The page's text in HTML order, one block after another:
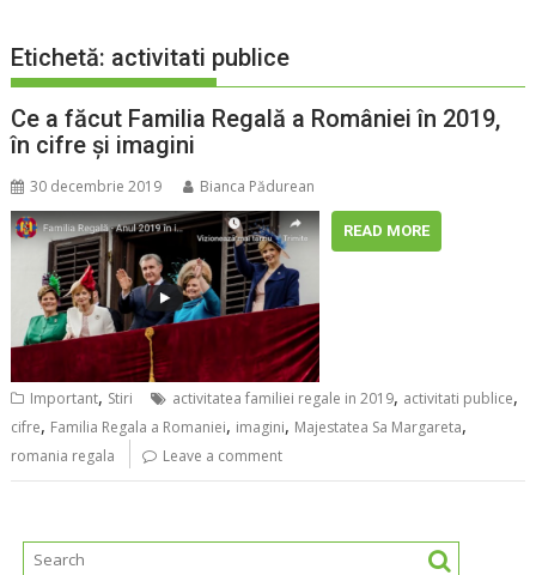
Etichetă: activitati publice
Ce a făcut Familia Regală a României în 2019,
în cifre și imagini
30 decembrie 2019 Bianca Pădurean
READ MORE
Important, Stiri activitatea familiei regale in 2019, activitati publice,
cifre, Familia Regala a Romaniei, imagini, Majestatea Sa Margareta,
romania regala Leave a comment